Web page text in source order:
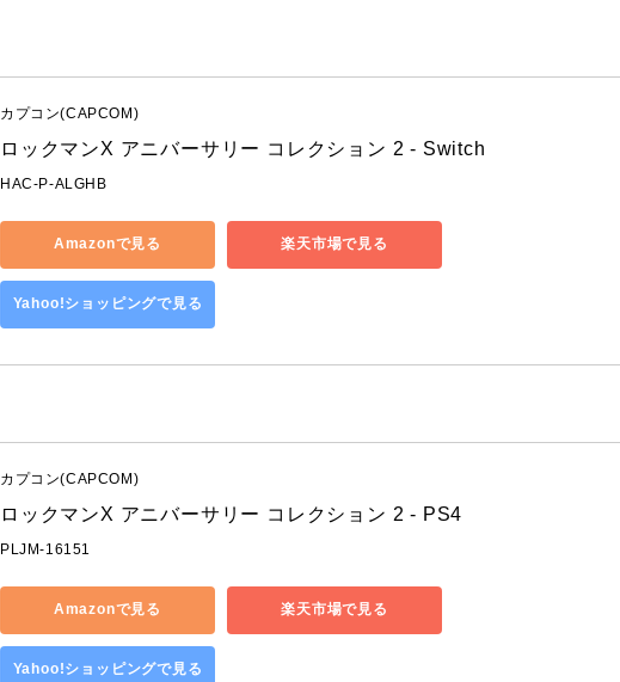
カプコン(CAPCOM)
ロックマンX アニバーサリー コレクション 2 - Switch
HAC-P-ALGHB
Amazonで見る 楽天市場で見る
Yahoo!ショッピングで見る
カプコン(CAPCOM)
ロックマンX アニバーサリー コレクション 2 - PS4
PLJM-16151
Amazonで見る 楽天市場で見る
Yahoo!ショッピングで見る